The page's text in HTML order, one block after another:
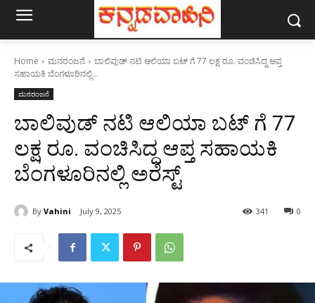
Home ಮನರಂಜನೆ
ಬಾಲಿವುಡ್ ನಟಿ ಆಲಿಯಾ ಬಟ್ ಗೆ 77 ಲಕ್ಷ ರೂ. ವಂಚಿಸಿದ್ದ ಆಪ್ತ
ಸಹಾಯಕಿ ಬೆಂಗಳೂರಿನಲ್ಲಿ...
ಮನರಂಜನೆ
ಬಾಲಿವುಡ್ ನಟಿ ಆಲಿಯಾ ಬಟ್ ಗೆ 77
ಲಕ್ಷ ರೂ. ವಂಚಿಸಿದ್ದ ಆಪ್ತ ಸಹಾಯಕಿ
ಬೆಂಗಳೂರಿನಲ್ಲಿ ಅರೆಸ್ಟ್
By Vahini July 9, 2025 0
341